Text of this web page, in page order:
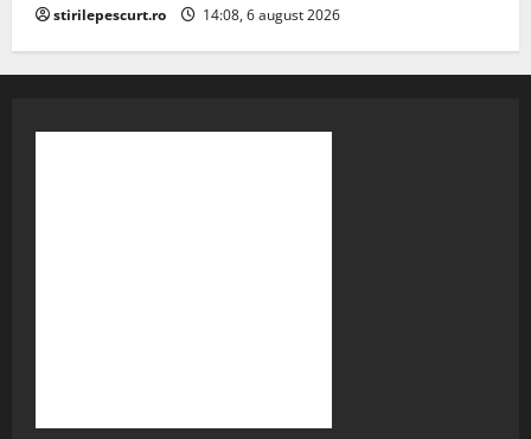
stirilepescurt.ro 14:08, 6 august 2026